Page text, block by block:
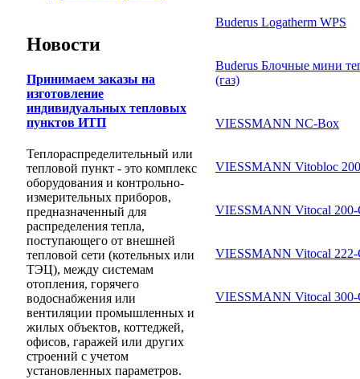
Новости
Принимаем заказы на
изготовление
индивидуальных тепловых
пунктов ИТП
Теплораспределительный или
тепловой пункт - это комплекс
оборудования и контрольно-
измерительных приборов,
предназначенный для
распределения тепла,
поступающего от внешней
тепловой сети (котельных или
ТЭЦ), между системам
отопления, горячего
водоснабжения или
вентиляции промышленных и
жилых объектов, коттеджей,
офисов, гаражей или других
строений с учетом
установленных параметров.
Buderus Logatherm WPS
Buderus Блочные мини
(газ)
VIESSMANN NC-Box
VIESSMANN Vitobloc 200
VIESSMANN Vitocal 200-
VIESSMANN Vitocal 222-
VIESSMANN Vitocal 300-